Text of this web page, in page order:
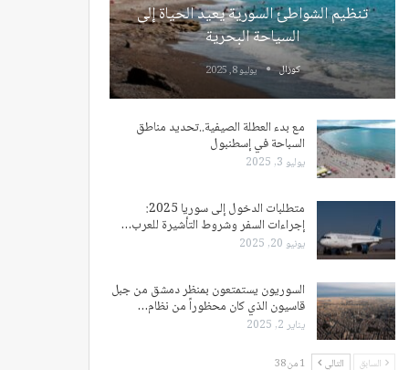
تنظيم الشواطئ السورية يعيد الحياة إلى
السياحة البحرية
كوزال يوليو 8, 2025
مع بدء العطلة الصيفية..تحديد مناطق
السباحة في إسطنبول
يوليو 3, 2025
متطلبات الدخول إلى سوريا 2025:
إجراءات السفر وشروط التأشيرة للعرب…
يونيو 20, 2025
السوريون يستمتعون بمنظر دمشق من جبل
قاسيون الذي كان محظوراً من نظام…
يناير 2, 2025
السابق التالي 1 من 38